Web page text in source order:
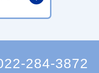
284-3872